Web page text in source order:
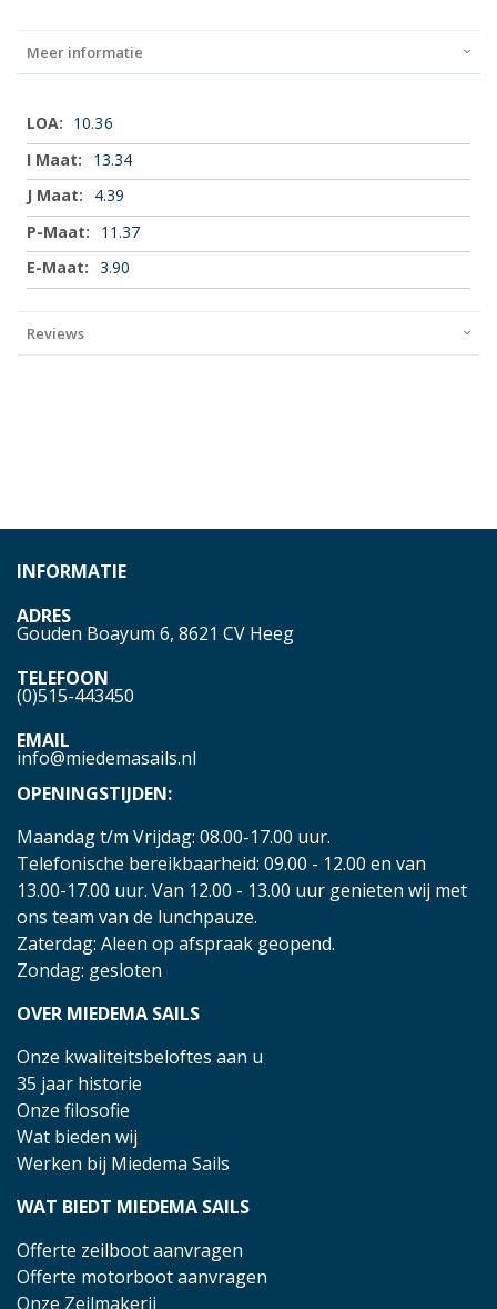
Meer informatie
Meer
informatie
10.36
13.34
4.39
11.37
3.90
Reviews
INFORMATIE
ADRES
Gouden Boayum 6, 8621 CV Heeg
TELEFOON
(0)515-443450
EMAIL
info@miedemasails.nl
OPENINGSTIJDEN:
Maandag t/m Vrijdag: 08.00-17.00 uur.
Telefonische bereikbaarheid: 09.00 - 12.00 en van
13.00-17.00 uur. Van 12.00 - 13.00 uur genieten wij met
ons team van de lunchpauze.
Zaterdag: Aleen op afspraak geopend.
Zondag: gesloten
OVER MIEDEMA SAILS
Onze kwaliteitsbeloftes aan u
35 jaar historie
Onze filosofie
Wat bieden wij
Werken bij Miedema Sails
WAT BIEDT MIEDEMA SAILS
Offerte zeilboot aanvragen
Offerte motorboot aanvragen
Onze Zeilmakerij